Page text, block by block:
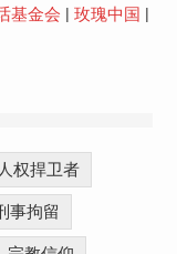
基金会 玫瑰中国
人权捍卫者
事拘留